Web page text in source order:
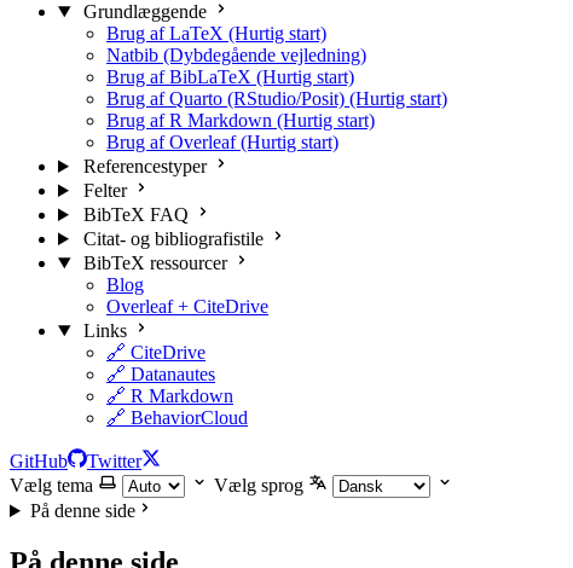
Grundlæggende
Brug af LaTeX (Hurtig start)
Natbib (Dybdegående vejledning)
Brug af BibLaTeX (Hurtig start)
Brug af Quarto (RStudio/Posit) (Hurtig start)
Brug af R Markdown (Hurtig start)
Brug af Overleaf (Hurtig start)
Referencestyper
Felter
BibTeX FAQ
Citat- og bibliografistile
BibTeX ressourcer
Blog
Overleaf + CiteDrive
Links
🔗 CiteDrive
🔗 Datanautes
🔗 R Markdown
🔗 BehaviorCloud
GitHub
Twitter
Vælg tema
Vælg sprog
På denne side